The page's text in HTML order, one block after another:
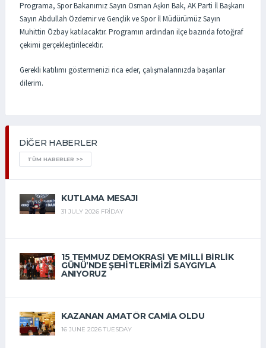
Programa, Spor Bakanımız Sayın Osman Aşkın Bak, AK Parti İl Başkanı
Sayın Abdullah Özdemir ve Gençlik ve Spor İl Müdürümüz Sayın
Muhittin Özbay katılacaktır. Programın ardından ilçe bazında fotoğraf
çekimi gerçekleştirilecektir.
Gerekli katılımı göstermenizi rica eder, çalışmalarınızda başarılar
dilerim.
DIĞER HABERLER
TÜM HABERLER >>
KUTLAMA MESAJI
31 JULY 2026 FRIDAY
15 TEMMUZ DEMOKRASİ VE MİLLİ BİRLİK
GÜNÜ’NDE ŞEHİTLERİMİZİ SAYGIYLA
ANIYORUZ
KAZANAN AMATÖR CAMIA OLDU
16 JUNE 2026 TUESDAY